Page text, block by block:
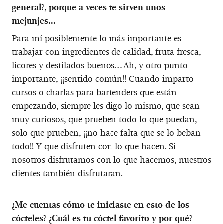
general?, porque a veces te sirven unos
mejunjes...
Para mí posiblemente lo más importante es
trabajar con ingredientes de calidad, fruta fresca,
licores y destilados buenos… Ah, y otro punto
importante, ¡¡sentido común!! Cuando imparto
cursos o charlas para bartenders que están
empezando, siempre les digo lo mismo, que sean
muy curiosos, que prueben todo lo que puedan,
solo que prueben, ¡¡no hace falta que se lo beban
todo!! Y que disfruten con lo que hacen. Si
nosotros disfrutamos con lo que hacemos, nuestros
clientes también disfrutaran.
¿Me cuentas cómo te iniciaste en esto de los
cócteles? ¿Cuál es tu cóctel favorito y por qué?